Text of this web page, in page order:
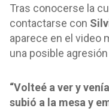
Tras conocerse la
contactarse con
aparece en el video
una posible
“Volteé a ver y
subió a la mesa y